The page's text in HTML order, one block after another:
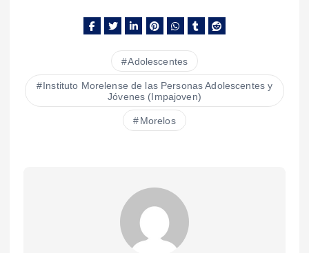
Adolescentes
Instituto Morelense de las Personas Adolescentes y
Jóvenes (Impajoven)
Morelos